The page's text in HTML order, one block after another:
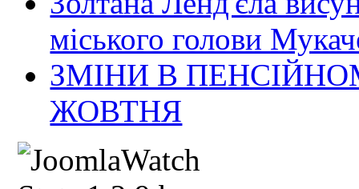
міського голови
ЗМІНИ В
ЖОВТНЯ